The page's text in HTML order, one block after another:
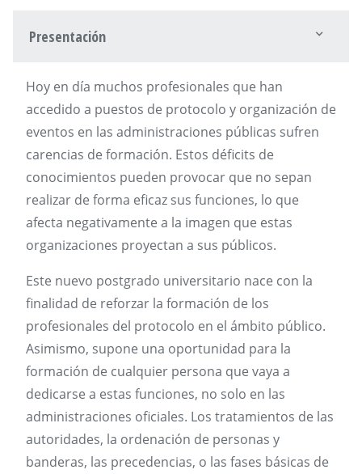
Presentación
Hoy en día muchos profesionales que han
accedido a puestos de protocolo y organización de
eventos en las administraciones públicas sufren
carencias de formación. Estos déficits de
conocimientos pueden provocar que no sepan
realizar de forma eficaz sus funciones, lo que
afecta negativamente a la imagen que estas
organizaciones proyectan a sus públicos.
Este nuevo postgrado universitario nace con la
finalidad de reforzar la formación de los
profesionales del protocolo en el ámbito público.
Asimismo, supone una oportunidad para la
formación de cualquier persona que vaya a
dedicarse a estas funciones, no solo en las
administraciones oficiales. Los tratamientos de las
autoridades, la ordenación de personas y
banderas, las precedencias, o las fases básicas de